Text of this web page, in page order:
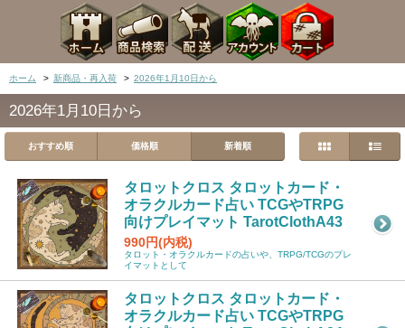
ホーム > 新商品・再入荷 > 2026年1月10日から
2026年1月10日から
おすすめ順 価格順 新着順
タロットクロス タロットカード・
オラクルカード占い TCGやTRPG
向けプレイマット TarotClothA43
990円(内税)
タロット・オラクルカードの占いや、TRPG/TCGのプレ
イマットとして
タロットクロス タロットカード・
オラクルカード占い TCGやTRPG